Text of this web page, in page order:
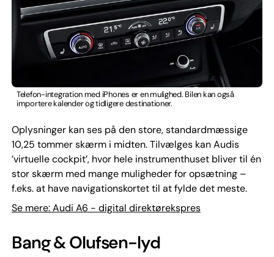
Telefon-integration med iPhones er en mulighed. Bilen kan også
importere kalender og tidligere destinationer.
Oplysninger kan ses på den store, standardmæssige
10,25 tommer skærm i midten. Tilvælges kan Audis
’virtuelle cockpit’, hvor hele instrumenthuset bliver til én
stor skærm med mange muligheder for opsætning –
f.eks. at have navigationskortet til at fylde det meste.
Se mere: Audi A6 - digital direktørekspres
Bang & Olufsen-lyd